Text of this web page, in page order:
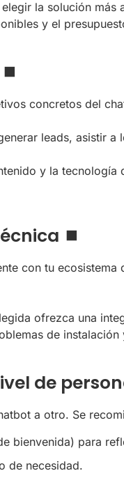
la solución
y el
concretos del
leads, asistir
y la
⏹️
con tu
ofrezca una
de instalación
de
a otro. Se
bienvenida) para
de necesidad.